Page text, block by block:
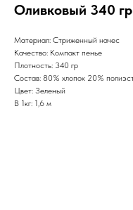
Оливковый 340 гр
Материал: Стриженный начес
Качество: Компакт пенье
Плотность: 340 гр
Состав: 80% хлопок 20%
Цвет: Зеленый
В 1кг: 1,6 м